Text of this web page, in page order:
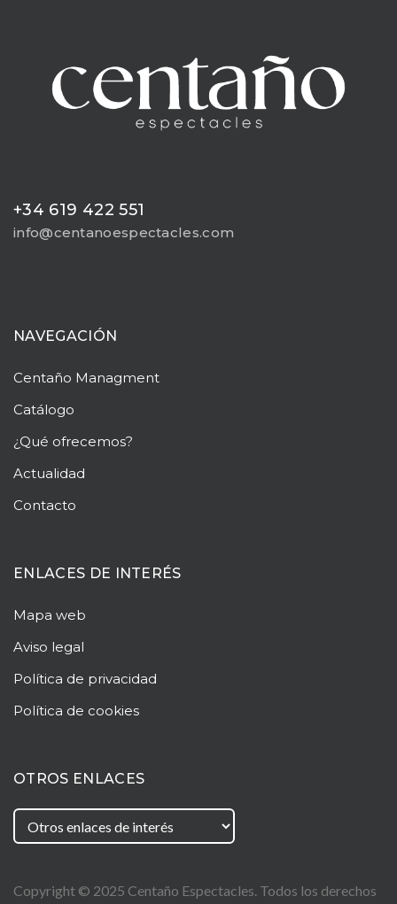
+34 619 422 551
info@centanoespectacles.com
NAVEGACIÓN
Centaño Managment
Catálogo
¿Qué ofrecemos?
Actualidad
Contacto
ENLACES DE INTERÉS
Mapa web
Aviso legal
Política de privacidad
Política de cookies
OTROS ENLACES
Copyright © 2025 Centaño Espectacles. Todos los derechos